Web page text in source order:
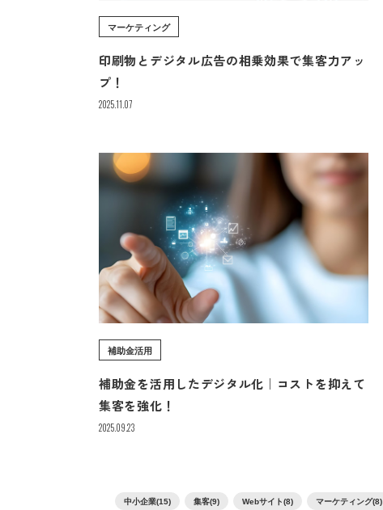
マーケティング
印刷物とデジタル広告の相乗効果で集客力アッ
プ！
2025.11.07
補助金活用
補助金を活用したデジタル化｜コストを抑えて
集客を強化！
2025.09.23
中小企業(15) 集客(9) Webサイト(8) マーケティング(8)